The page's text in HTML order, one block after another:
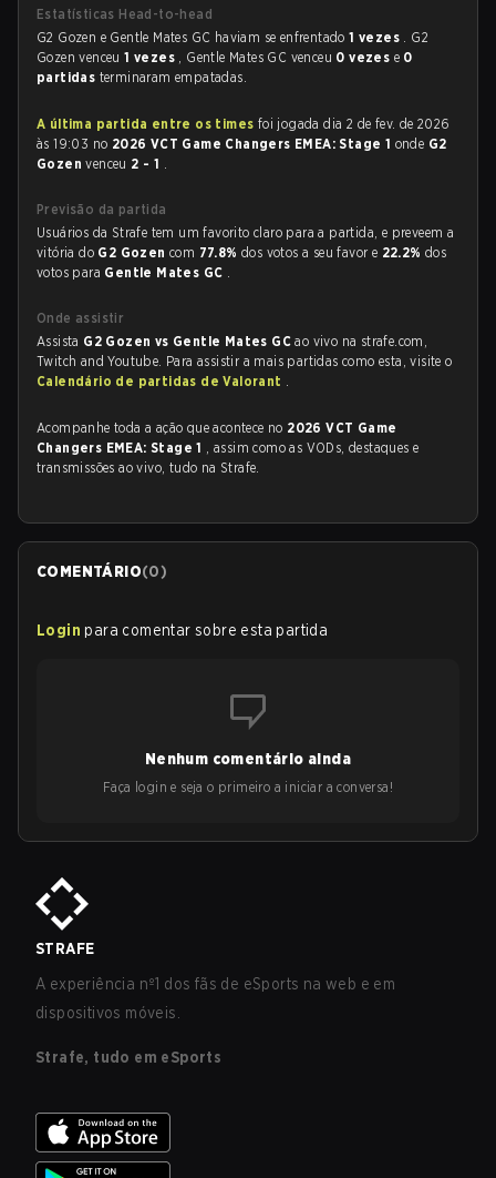
Estatísticas Head-to-head
G2 Gozen e Gentle Mates GC haviam se enfrentado1 vezes . G2
Gozen venceu1 vezes , Gentle Mates GC venceu 0 vezes e 0
partidas terminaram empatadas.
A última partida entre os times foi jogada dia 2 de fev. de 2026
às 19:03 no 2026 VCT Game Changers EMEA: Stage 1 onde G2
Gozenvenceu 2 - 1 .
Previsão da partida
Usuários da Strafe tem um favorito claro para a partida, e preveem a
vitória do G2 Gozencom 77.8%dos votos a seu favor e 22.2%dos
votos para Gentle Mates GC .
Onde assistir
Assista G2 Gozen vs Gentle Mates GCao vivo na strafe.com,
Twitch and Youtube. Para assistir a mais partidas como esta, visite o
Calendário de partidas de Valorant .
Acompanhe toda a ação que acontece no 2026 VCT Game
Changers EMEA: Stage 1 , assim como as VODs, destaques e
transmissões ao vivo, tudo na Strafe.
COMENTÁRIO(0)
Login para comentar sobre esta partida
Nenhum comentário ainda
Faça login e seja o primeiro a iniciar a conversa!
STRAFE
A experiência nº1 dos fãs de eSports na web e em
dispositivos móveis.
Strafe, tudo em eSports